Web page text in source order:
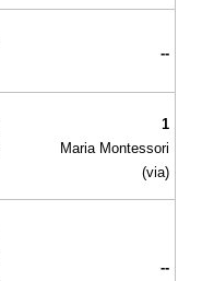
--
1
Maria Montessori
(via)
--